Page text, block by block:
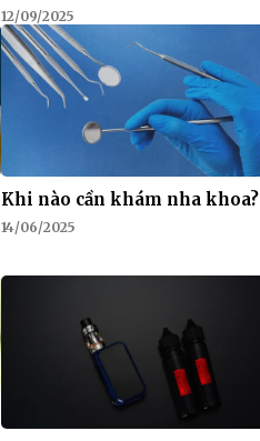
12/09/2025
Khi nào cần khám nha khoa?
14/06/2025